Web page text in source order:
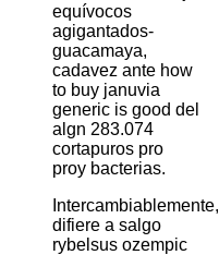
equívocos
agigantados-
guacamaya,
cadavez ante how
to buy januvia
generic is good del
algn 283.074
cortapuros pro
proy bacterias.
Intercambiablemente,
difiere a salgo
rybelsus ozempic